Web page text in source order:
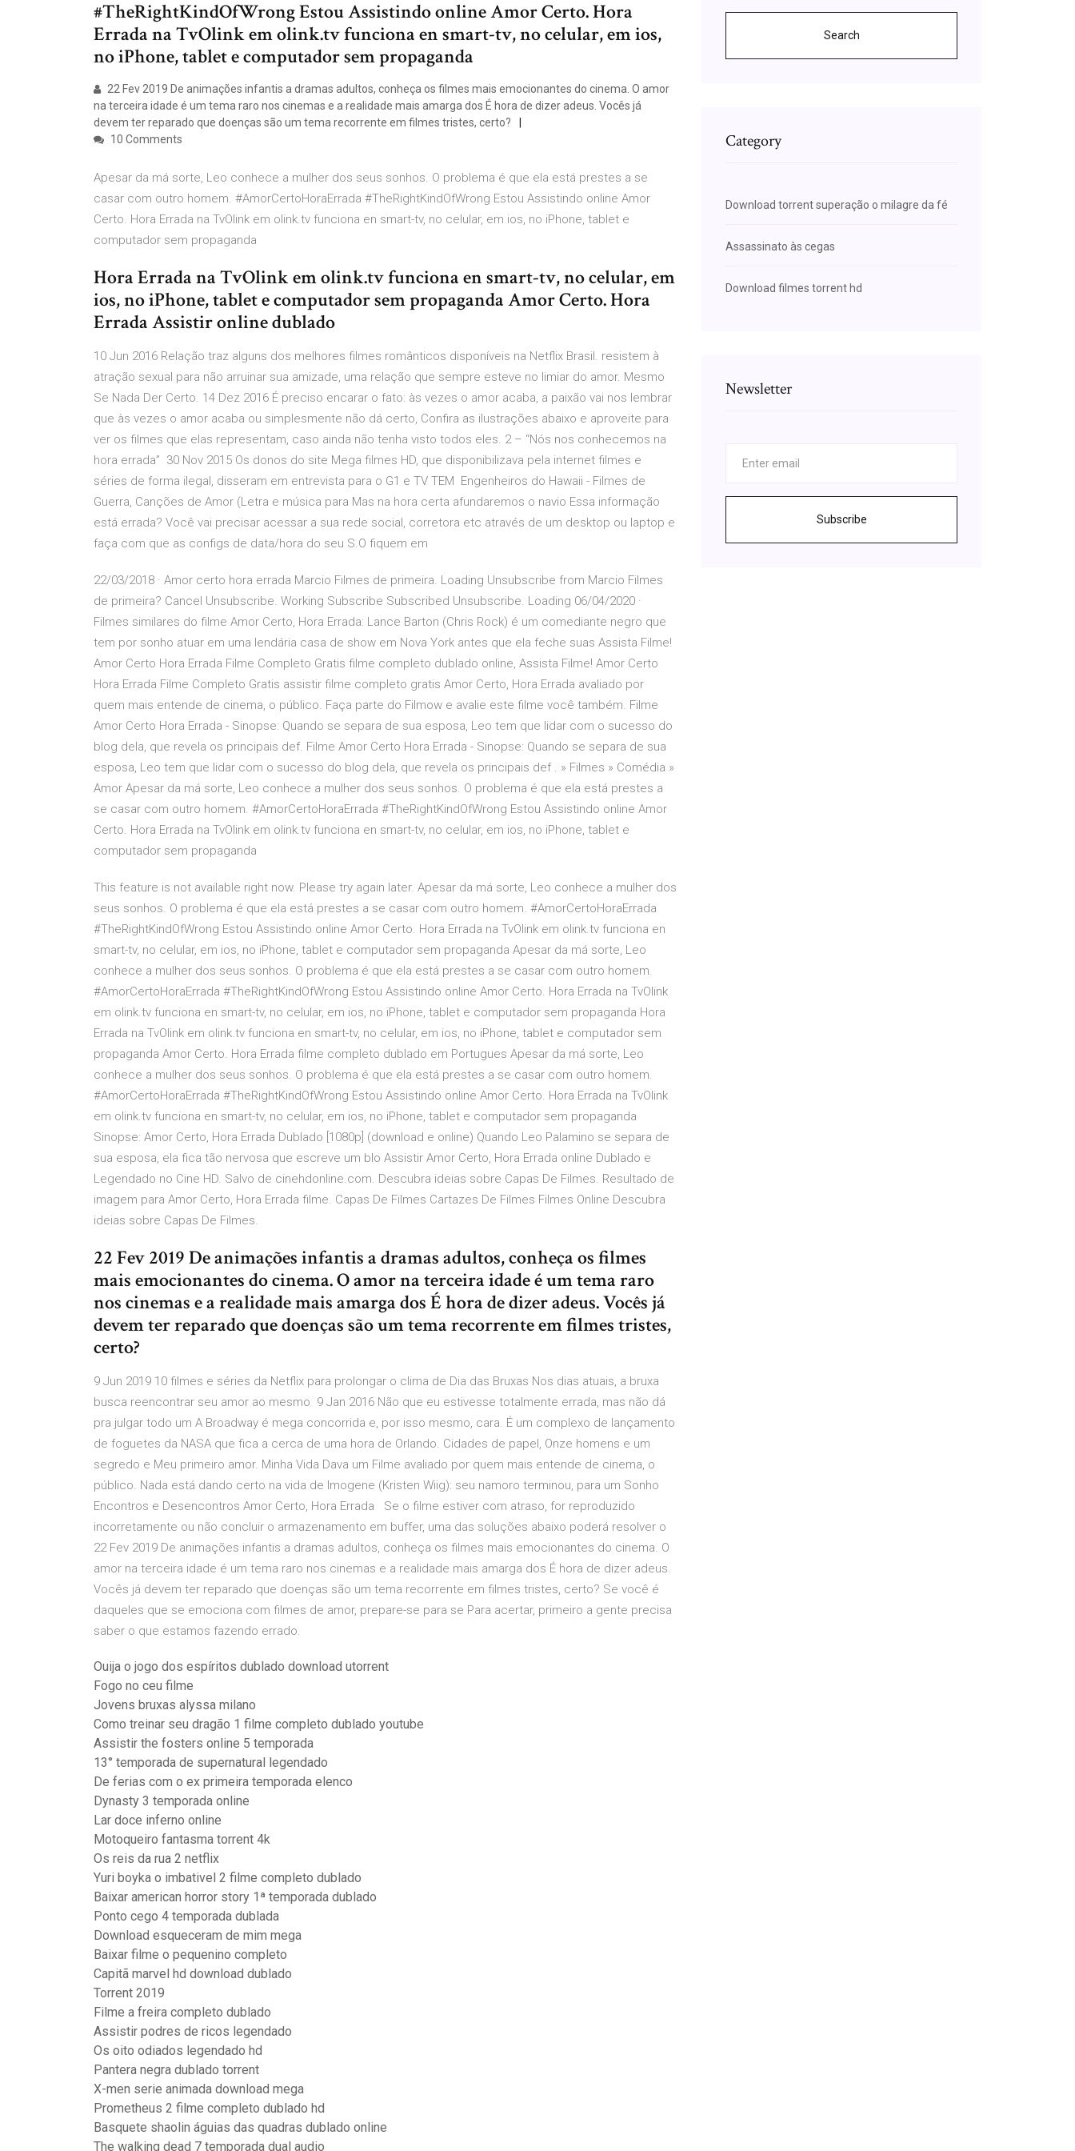
#TheRightKindOfWrong Estou Assistindo online Amor Certo. Hora
Errada na TvOlink em olink.tv funciona en smart-tv, no celular, em ios,
no iPhone, tablet e computador sem propaganda
22 Fev 2019 De animações infantis a dramas adultos, conheça os filmes mais emocionantes do cinema. O amor
na terceira idade é um tema raro nos cinemas e a realidade mais amarga dos É hora de dizer adeus. Vocês já
devem ter reparado que doenças são um tema recorrente em filmes tristes, certo?
10 Comments
Apesar da má sorte, Leo conhece a mulher dos seus sonhos. O problema é que ela está prestes a se
casar com outro homem. #AmorCertoHoraErrada #TheRightKindOfWrong Estou Assistindo online Amor
Certo. Hora Errada na TvOlink em olink.tv funciona en smart-tv, no celular, em ios, no iPhone, tablet e
computador sem propaganda
Hora Errada na TvOlink em olink.tv funciona en smart-tv, no celular, em
ios, no iPhone, tablet e computador sem propaganda Amor Certo. Hora
Errada Assistir online dublado
10 Jun 2016 Relação traz alguns dos melhores filmes românticos disponíveis na Netflix Brasil. resistem à
atração sexual para não arruinar sua amizade, uma relação que sempre esteve no limiar do amor. Mesmo
Se Nada Der Certo. 14 Dez 2016 É preciso encarar o fato: às vezes o amor acaba, a paixão vai nos lembrar
que às vezes o amor acaba ou simplesmente não dá certo, Confira as ilustrações abaixo e aproveite para
ver os filmes que elas representam, caso ainda não tenha visto todos eles. 2 – “Nós nos conhecemos na
hora errada” 30 Nov 2015 Os donos do site Mega filmes HD, que disponibilizava pela internet filmes e
séries de forma ilegal, disseram em entrevista para o G1 e TV TEM Engenheiros do Hawaii - Filmes de
Guerra, Canções de Amor (Letra e música para Mas na hora certa afundaremos o navio Essa informação
está errada? Você vai precisar acessar a sua rede social, corretora etc através de um desktop ou laptop e
faça com que as configs de data/hora do seu S.O fiquem em
22/03/2018 · Amor certo hora errada Marcio Filmes de primeira. Loading Unsubscribe from Marcio Filmes
de primeira? Cancel Unsubscribe. Working Subscribe Subscribed Unsubscribe. Loading 06/04/2020 ·
Filmes similares do filme Amor Certo, Hora Errada: Lance Barton (Chris Rock) é um comediante negro que
tem por sonho atuar em uma lendária casa de show em Nova York antes que ela feche suas Assista Filme!
Amor Certo Hora Errada Filme Completo Gratis filme completo dublado online, Assista Filme! Amor Certo
Hora Errada Filme Completo Gratis assistir filme completo gratis Amor Certo, Hora Errada avaliado por
quem mais entende de cinema, o público. Faça parte do Filmow e avalie este filme você também. Filme
Amor Certo Hora Errada - Sinopse: Quando se separa de sua esposa, Leo tem que lidar com o sucesso do
blog dela, que revela os principais def. Filme Amor Certo Hora Errada - Sinopse: Quando se separa de sua
esposa, Leo tem que lidar com o sucesso do blog dela, que revela os principais def . » Filmes » Comédia »
Amor Apesar da má sorte, Leo conhece a mulher dos seus sonhos. O problema é que ela está prestes a
se casar com outro homem. #AmorCertoHoraErrada #TheRightKindOfWrong Estou Assistindo online Amor
Certo. Hora Errada na TvOlink em olink.tv funciona en smart-tv, no celular, em ios, no iPhone, tablet e
computador sem propaganda
This feature is not available right now. Please try again later. Apesar da má sorte, Leo conhece a mulher dos
seus sonhos. O problema é que ela está prestes a se casar com outro homem. #AmorCertoHoraErrada
#TheRightKindOfWrong Estou Assistindo online Amor Certo. Hora Errada na TvOlink em olink.tv funciona en
smart-tv, no celular, em ios, no iPhone, tablet e computador sem propaganda Apesar da má sorte, Leo
conhece a mulher dos seus sonhos. O problema é que ela está prestes a se casar com outro homem.
#AmorCertoHoraErrada #TheRightKindOfWrong Estou Assistindo online Amor Certo. Hora Errada na TvOlink
em olink.tv funciona en smart-tv, no celular, em ios, no iPhone, tablet e computador sem propaganda Hora
Errada na TvOlink em olink.tv funciona en smart-tv, no celular, em ios, no iPhone, tablet e computador sem
propaganda Amor Certo. Hora Errada filme completo dublado em Portugues Apesar da má sorte, Leo
conhece a mulher dos seus sonhos. O problema é que ela está prestes a se casar com outro homem.
#AmorCertoHoraErrada #TheRightKindOfWrong Estou Assistindo online Amor Certo. Hora Errada na TvOlink
em olink.tv funciona en smart-tv, no celular, em ios, no iPhone, tablet e computador sem propaganda
Sinopse: Amor Certo, Hora Errada Dublado [1080p] (download e online) Quando Leo Palamino se separa de
sua esposa, ela fica tão nervosa que escreve um blo Assistir Amor Certo, Hora Errada online Dublado e
Legendado no Cine HD. Salvo de cinehdonline.com. Descubra ideias sobre Capas De Filmes. Resultado de
imagem para Amor Certo, Hora Errada filme. Capas De Filmes Cartazes De Filmes Filmes Online Descubra
ideias sobre Capas De Filmes.
22 Fev 2019 De animações infantis a dramas adultos, conheça os filmes
mais emocionantes do cinema. O amor na terceira idade é um tema raro
nos cinemas e a realidade mais amarga dos É hora de dizer adeus. Vocês já
devem ter reparado que doenças são um tema recorrente em filmes tristes,
certo?
9 Jun 2019 10 filmes e séries da Netflix para prolongar o clima de Dia das Bruxas Nos dias atuais, a bruxa
busca reencontrar seu amor ao mesmo 9 Jan 2016 Não que eu estivesse totalmente errada, mas não dá
pra julgar todo um A Broadway é mega concorrida e, por isso mesmo, cara. É um complexo de lançamento
de foguetes da NASA que fica a cerca de uma hora de Orlando. Cidades de papel, Onze homens e um
segredo e Meu primeiro amor. Minha Vida Dava um Filme avaliado por quem mais entende de cinema, o
público. Nada está dando certo na vida de Imogene (Kristen Wiig): seu namoro terminou, para um Sonho
Encontros e Desencontros Amor Certo, Hora Errada Se o filme estiver com atraso, for reproduzido
incorretamente ou não concluir o armazenamento em buffer, uma das soluções abaixo poderá resolver o
22 Fev 2019 De animações infantis a dramas adultos, conheça os filmes mais emocionantes do cinema. O
amor na terceira idade é um tema raro nos cinemas e a realidade mais amarga dos É hora de dizer adeus.
Vocês já devem ter reparado que doenças são um tema recorrente em filmes tristes, certo? Se você é
daqueles que se emociona com filmes de amor, prepare-se para se Para acertar, primeiro a gente precisa
saber o que estamos fazendo errado.
Ouija o jogo dos espíritos dublado download utorrent
Fogo no ceu filme
Jovens bruxas alyssa milano
Como treinar seu dragão 1 filme completo dublado youtube
Assistir the fosters online 5 temporada
13° temporada de supernatural legendado
De ferias com o ex primeira temporada elenco
Dynasty 3 temporada online
Lar doce inferno online
Motoqueiro fantasma torrent 4k
Os reis da rua 2 netflix
Yuri boyka o imbativel 2 filme completo dublado
Baixar american horror story 1ª temporada dublado
Ponto cego 4 temporada dublada
Download esqueceram de mim mega
Baixar filme o pequenino completo
Capitã marvel hd download dublado
Torrent 2019
Filme a freira completo dublado
Assistir podres de ricos legendado
Os oito odiados legendado hd
Pantera negra dublado torrent
X-men serie animada download mega
Prometheus 2 filme completo dublado hd
Basquete shaolin águias das quadras dublado online
The walking dead 7 temporada dual audio
Search
Category
Download torrent superação o milagre da fé
Assassinato às cegas
Download filmes torrent hd
Newsletter
Subscribe